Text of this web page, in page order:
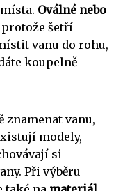
Oválné nebo
protože šetří
vanu do rohu,
koupelně
znamenat vanu,
modely,
si
Při výběru